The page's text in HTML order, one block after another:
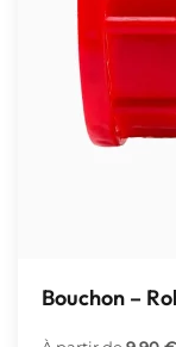
Bouchon –